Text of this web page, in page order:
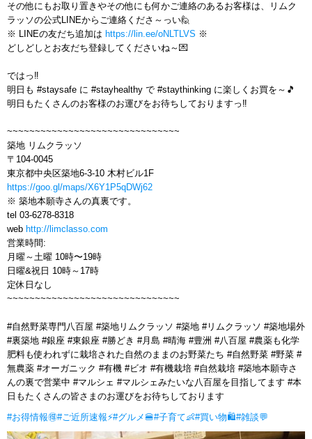
その他にもお取り置きやその他にも何かご連絡のあるお客様は、リムク
ラッソの公式LINEからご連絡くださ～っい🙋
※ LINEの友だち追加は https://lin.ee/oNLTLVS ※
どしどしとお友だち登録してくださいね～💌
ではっ‼️
明日も #staysafe に #stayhealthy で #staythinking に楽しくお買を～🎵
明日もたくさんのお客様のお運びをお待ちしておりますっ‼️
~~~~~~~~~~~~~~~~~~~~~~~~~~~~~~~
築地 リムクラッソ
〒104-0045
東京都中央区築地6-3-10 木村ビル1F
https://goo.gl/maps/X6Y1P5qDWj62
※ 築地本願寺さんの真裏です。
tel 03-6278-8318
web http://limclasso.com
営業時間:
月曜～土曜 10時〜19時
日曜&祝日 10時～17時
定休日なし
~~~~~~~~~~~~~~~~~~~~~~~~~~~~~~~
#自然野菜専門八百屋 #築地リムクラッソ #築地 #リムクラッソ #築地場外
#裏築地 #銀座 #東銀座 #勝どき #月島 #晴海 #豊洲 #八百屋 #農薬も化学
肥料も使われずに栽培された自然のままのお野菜たち #自然野菜 #野菜 #
無農薬 #オーガニック #有機 #ビオ #有機栽培 #自然栽培 #築地本願寺さ
んの裏で営業中 #マルシェ #マルシェみたいな八百屋を目指してます #本
日もたくさんの皆さまのお運びをお待ちしております
#お得情報🉐#ご近所速報⚡#グルメ🍔#子育て👶#買い物🛍#雑談💬